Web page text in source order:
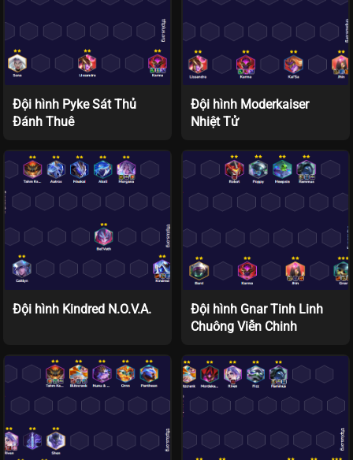
Đội hình Pyke Sát Thủ
Đánh Thuê
Đội hình Moderkaiser
Nhiệt Tử
Đội hình Kindred N.O.V.A.
Đội hình Gnar Tinh Linh
Chuông Viễn Chinh